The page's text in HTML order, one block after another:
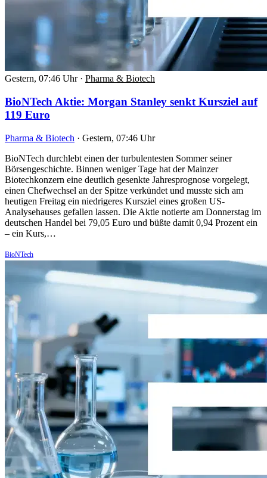
Gestern, 07:46 Uhr · Pharma & Biotech
BioNTech Aktie: Morgan Stanley senkt Kursziel auf
119 Euro
Pharma & Biotech · Gestern, 07:46 Uhr
BioNTech durchlebt einen der turbulentesten Sommer seiner
Börsengeschichte. Binnen weniger Tage hat der Mainzer
Biotechkonzern eine deutlich gesenkte Jahresprognose vorgelegt,
einen Chefwechsel an der Spitze verkündet und musste sich am
heutigen Freitag ein niedrigeres Kursziel eines großen US-
Analysehauses gefallen lassen. Die Aktie notierte am Donnerstag im
deutschen Handel bei 79,05 Euro und büßte damit 0,94 Prozent ein
– ein Kurs,…
BioNTech